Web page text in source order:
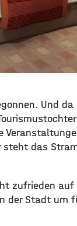
Und
steht das
zufrieden
der Stadt um